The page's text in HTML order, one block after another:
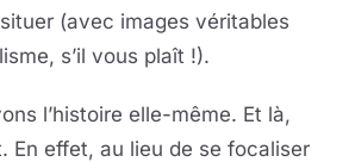
(avec images véritables
s’il vous plaît !).
l’histoire elle-même. Et là,
En effet, au lieu de se focaliser